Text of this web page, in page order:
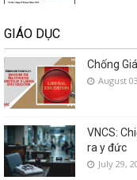
GIÁO DỤC
Chống
August
VNCS:
ra y đức
July 29,